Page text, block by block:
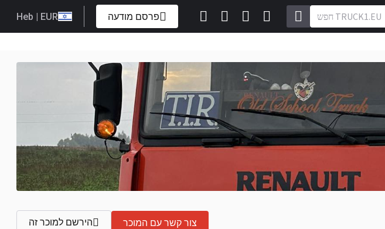
פרסם מודעה Heb | EUR
צור קשר עם המוכר הירשם למוכר זה